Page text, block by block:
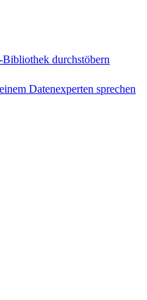
durchstöbern
Datenexperten sprechen